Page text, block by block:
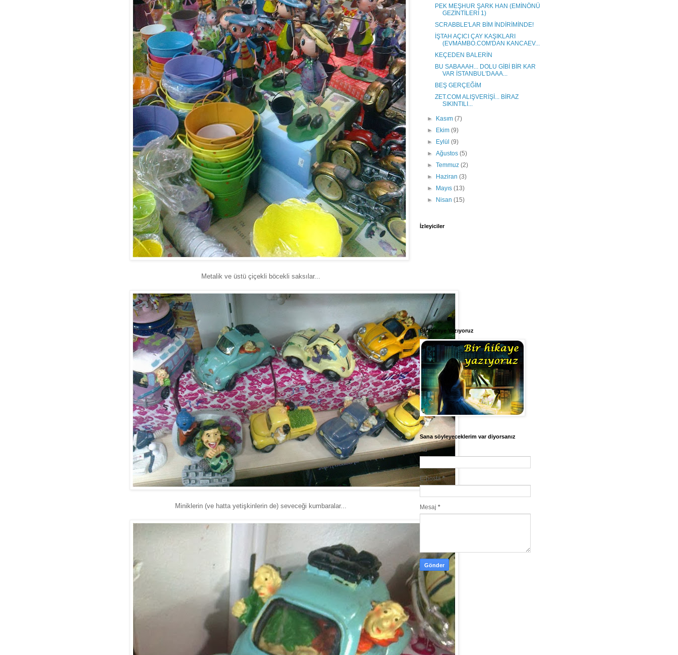
Metalik ve üstü çiçekli böcekli saksılar...
Miniklerin (ve hatta yetişkinlerin de) seveceği kumbaralar...
PEK MEŞHUR ŞARK HAN (EMİNÖNÜ
GEZİNTİLERİ 1)
SCRABBLE'LAR BİM İNDİRİMİNDE!
İŞTAH AÇICI ÇAY KAŞIKLARI
(EVMAMBO.COM'DAN KANCAEV...
KEÇEDEN BALERİN
BU SABAAAH... DOLU GİBİ BİR KAR
VAR İSTANBUL'DAAA...
BEŞ GERÇEĞİM
ZET.COM ALIŞVERİŞİ... BİRAZ
SIKINTILI...
► Kasım(7)
► Ekim(9)
► Eylül(9)
►Ağustos(5)
►Temmuz(2)
► Haziran(3)
► Mayıs(13)
► Nisan(15)
İzleyiciler
Bir Hikaye Yazıyoruz
Sana söyleyeceklerim var diyorsanız
Ad
E-posta*
Mesaj *